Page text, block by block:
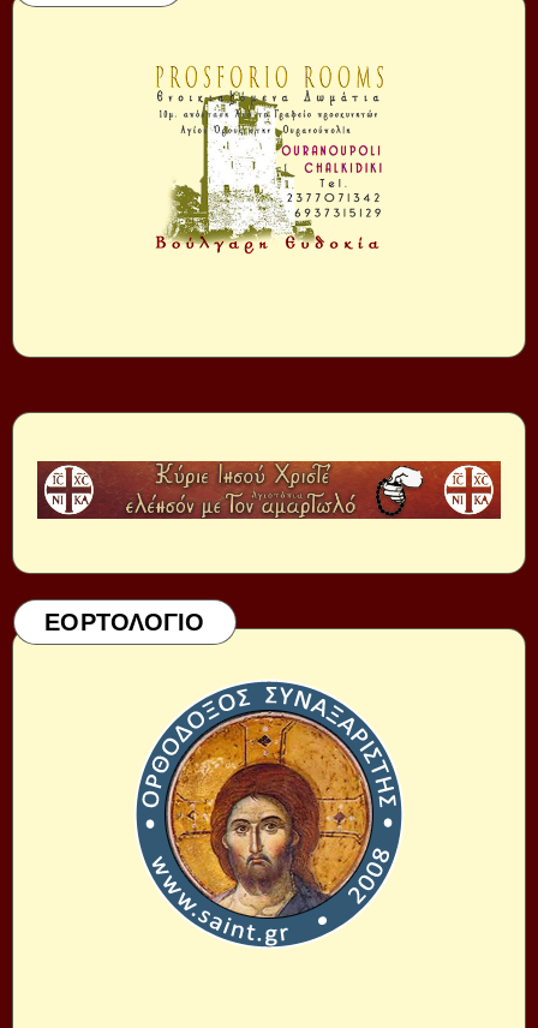
ΕΟΡΤΟΛΟΓΙΟ